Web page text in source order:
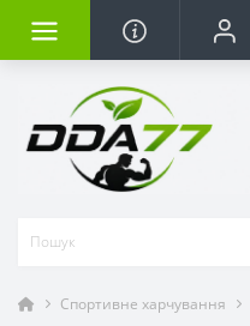
Спортивне харчування